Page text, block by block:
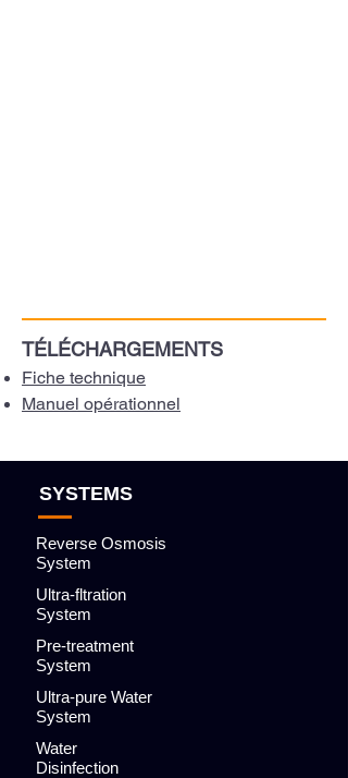
TÉLÉCHARGEMENTS
Fiche technique
Manuel opérationnel
SYSTEMS
Reverse Osmosis
System
Ultra-fltration
System
Pre-treatment
System
Ultra-pure Water
System
Water
Disinfection